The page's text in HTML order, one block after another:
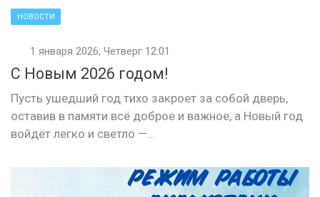
НОВОСТИ
1 января 2026, Четверг 12:01
С Новым 2026 годом!
Пусть ушедший год тихо закроет за собой дверь,
оставив в памяти всё доброе и важное, а Новый год
войдёт легко и светло —...